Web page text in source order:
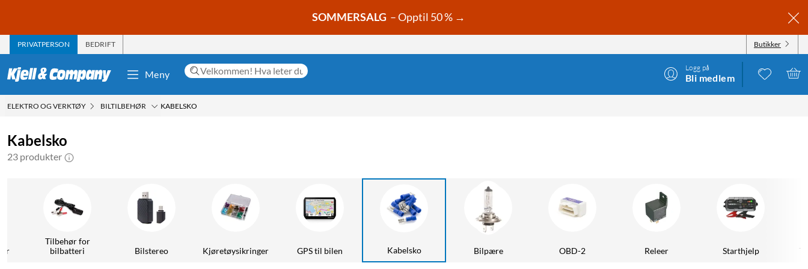
SOMMERSALG – Opptil 50 % →
PRIVATPERSON BEDRIFT Butikker
Meny
Logg på
Bli medlem
ELEKTRO OG VERKTØY BILTILBEHØR KABELSKO
Kabelsko
23 produkter
Tilbehør for
bilbatteri
Bilstereo Kjøretøysikringer GPS til bilen Kabelsko Bilpære OBD-2 Releer Starthjelp